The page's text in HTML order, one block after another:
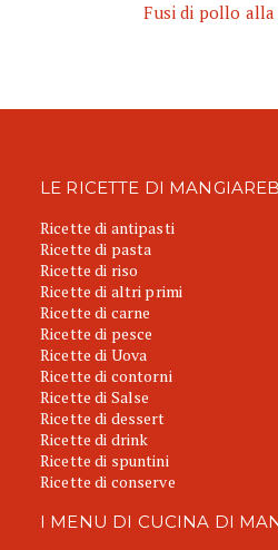
Fusi di pollo alla
LE RICETTE DI
Ricette di antipasti
Ricette di pasta
Ricette di riso
Ricette di altri primi
Ricette di carne
Ricette di pesce
Ricette di Uova
Ricette di contorni
Ricette di Salse
Ricette di dessert
Ricette di drink
Ricette di spuntini
Ricette di conserve
I MENU DI CUCINA DI